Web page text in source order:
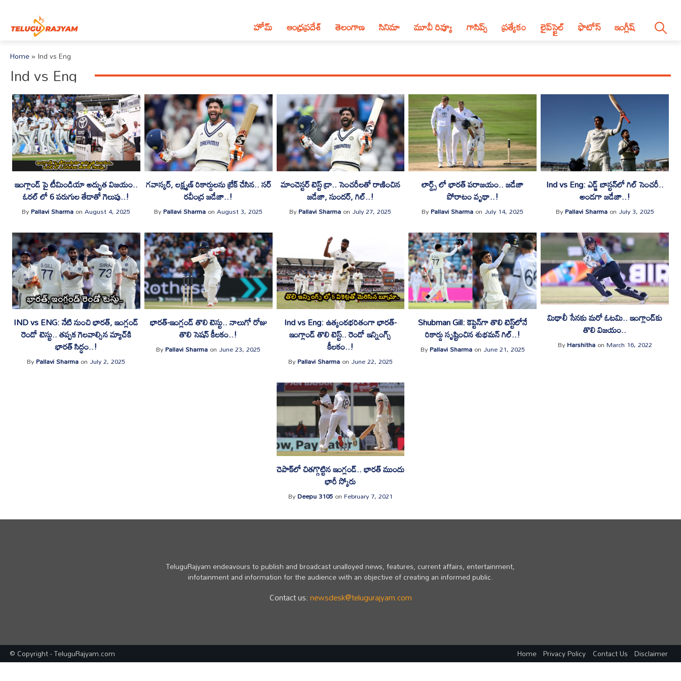
హోమ్ ఆంధ్ర‌ప్ర‌దేశ్‌ తెలంగాణ‌ సినిమా మూవీ రివ్యూ గాసిప్స్ ప్రత్యేకం లైప్‌స్టైల్‌ ఫొటోస్ ఇంగ్లీష్
Home»Ind vs Eng
Ind vs Eng
ఇంగ్లాండ్ పై టీమిండియా అద్భుత విజయం..
ఓరల్ లో 6 పరుగుల తేడాతో గెలుపు..!
ByPallavi SharmaonAugust 4, 2025
గవాస్కర్, లక్ష్మణ్ రికార్డులను బ్రేక్ చేసిన.. సర్
రవీంద్ర జడేజా..!
ByPallavi SharmaonAugust 3, 2025
మాంచెస్టర్ టెస్ట్ డ్రా.. సెంచరీలతో రాణించిన
జడేజా, సుందర్, గిల్..!
ByPallavi Sharmaon July 27, 2025
లార్డ్స్ లో భారత్ పరాజయం.. జడేజా
పోరాటం వృథా..!
ByPallavi Sharmaon July 14, 2025
Ind vs Eng: ఎడ్జ్ బాస్టన్‌లో గిల్ సెంచరీ..
అండగా జడేజా..!
ByPallavi Sharmaon July 3, 2025
IND vs ENG: నేటి నుంచి భారత్‌, ఇంగ్లండ్‌
రెండో టెస్టు.. తప్పక గెలవాల్సిన మ్యాచ్‌కి
భారత్‌ సిద్ధం..!
ByPallavi Sharmaon July 2, 2025
భారత్-ఇంగ్లండ్ తొలి టెస్టు.. నాలుగో రోజు
తొలి సెషన్ కీలకం..!
ByPallavi Sharmaon June 23, 2025
Ind vs Eng: ఉత్కంఠభరితంగా భారత్-
ఇంగ్లాండ్ తొలి టెస్ట్.. రెండో ఇన్నింగ్స్
కీలకం..!
ByPallavi Sharmaon June 22, 2025
Shubman Gill: కెప్టెన్‌గా తొలి టెస్ట్‌లోనే
రికార్డు సృష్టించిన శుభమన్ గిల్..!
ByPallavi Sharmaon June 21, 2025
మిథాలీ సేనకు మరో ఓటమి.. ఇంగ్లాండ్‌కు
తొలి విజయం..
ByHarshithaonMarch 16, 2022
చెపాక్‌లో చిత‌గ్గొట్టిన ఇంగ్లండ్‌.. భార‌త్ ముందు
భారీ స్కోరు
ByDeepu 3105onFebruary 7, 2021
TeluguRajyam endeavours to publish and broadcast unalloyed news, features, current affairs, entertainment,
infotainment and information for the audience with an objective of creating an informed public.
Contact us:newsdesk@telugurajyam.com
Home Privacy Policy Contact Us Disclaimer
© Copyright - TeluguRajyam.com